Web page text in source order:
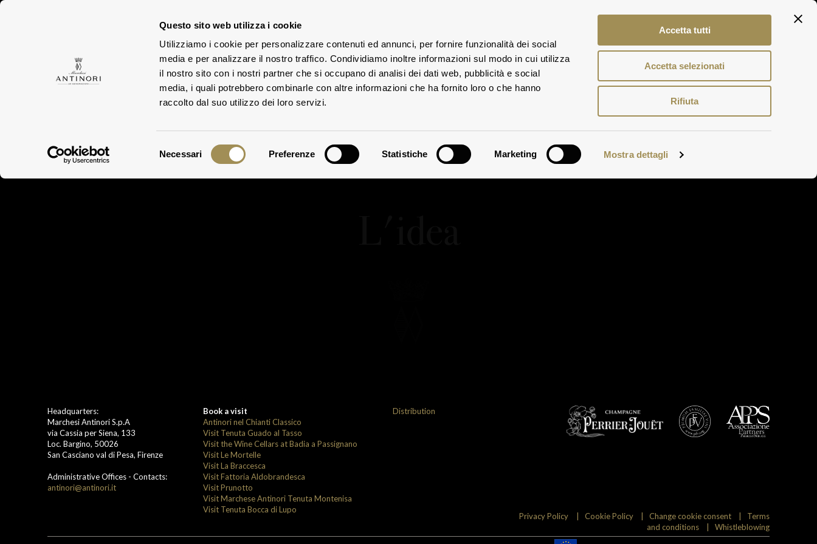
Questo sito web utilizza i cookie
Utilizziamo i cookie per personalizzare contenuti ed annunci, per fornire funzionalità dei social
media e per analizzare il nostro traffico. Condividiamo inoltre informazioni sul modo in cui utilizza
il nostro sito con i nostri partner che si occupano di analisi dei dati web, pubblicità e social
media, i quali potrebbero combinarle con altre informazioni che ha fornito loro o che hanno
raccolto dal suo utilizzo dei loro servizi.
Necessari Preferenze Statistiche Marketing Mostra dettagli
Accetta tutti
Accetta selezionati
Rifiuta
DEU
Headquarters:
Marchesi Antinori S.p.A
via Cassia per Siena, 133
Loc. Bargino, 50026
San Casciano val di Pesa, Firenze
Administrative Offices - Contacts:
antinori@antinori.it
Book a visit
Antinori nel Chianti Classico
Visit Tenuta Guado al Tasso
Visit the Wine Cellars at Badia a Passignano
Visit Le Mortelle
Visit La Braccesca
Visit Fattoria Aldobrandesca
Visit Prunotto
Visit Marchese Antinori Tenuta Montenisa
Visit Tenuta Bocca di Lupo
Distribution
Privacy Policy Cookie Policy Change cookie consent
Terms
and conditions
Whistleblowing